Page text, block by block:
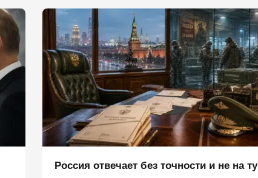
Россия отвечает без точности и не на ту